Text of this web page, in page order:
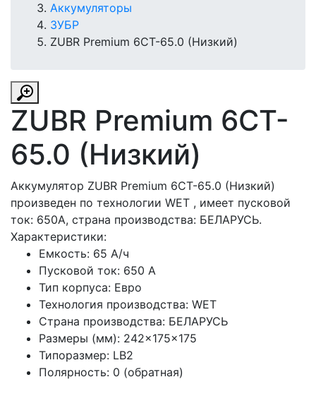
Аккумуляторы
ЗУБР
ZUBR Premium 6CT-65.0 (Низкий)
ZUBR Premium 6CT-
65.0 (Низкий)
Аккумулятор ZUBR Premium 6CT-65.0 (Низкий)
произведен по технологии WET , имеет пусковой
ток: 650A, страна производства: БЕЛАРУСЬ.
Характеристики:
Емкость: 65 А/ч
Пусковой ток: 650 А
Тип корпуса: Евро
Технология производства: WET
Страна производства: БЕЛАРУСЬ
Размеры (мм): 242×175×175
Типоразмер: LB2
Полярность: 0 (обратная)